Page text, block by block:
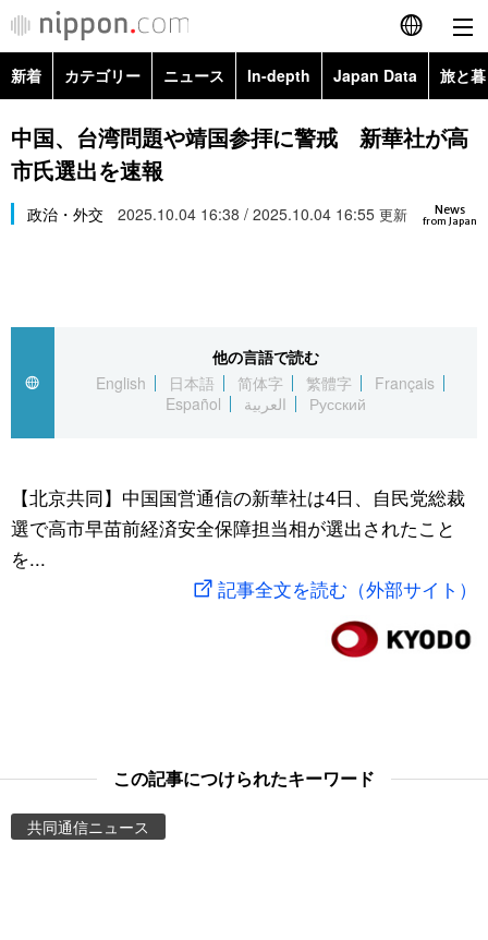
English
简体字
Русский
カテゴリー
経済・ビジネス
国際
文化
トップ
アーカイブ
In-depth
Japan Data
動画/Live
People
新着 カテゴリー ニュース In-depth Japan Data 旅と
政治・外交
経済・ビジネス
スポーツ・東京2020
Topics
中国、台湾問題や靖国参拝に警戒 新華社が高
市氏選出を速報
News
from Japan
政治・外交 2025.10.04 16:38 / 2025.10.04 16:55 更新
他の言語で読む
English
日本語 简体字 繁體字
Français
Español
العربية Русский
【北京共同】中国国営通信の新華社は4日、自民党総裁
選で高市早苗前経済安全保障担当相が選出されたこと
を...
記事全文を読む（外部サイト）
この記事につけられたキーワード
共同通信ニュース